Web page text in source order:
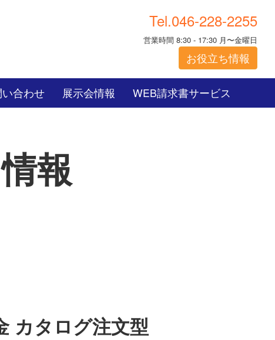
Tel.046-228-2255
営業時間 8:30 - 17:30 月〜金曜日
お役立ち情報
合わせ 展示会情報 WEB請求書サービス
報
カタログ注文型